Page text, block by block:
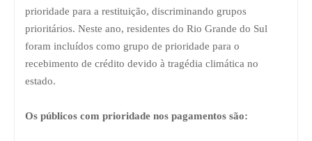
prioridade para a restituição, discriminando grupos
prioritários. Neste ano, residentes do Rio Grande do Sul
foram incluídos como grupo de prioridade para o
recebimento de crédito devido à tragédia climática no
estado.
Os públicos com prioridade nos pagamentos são: